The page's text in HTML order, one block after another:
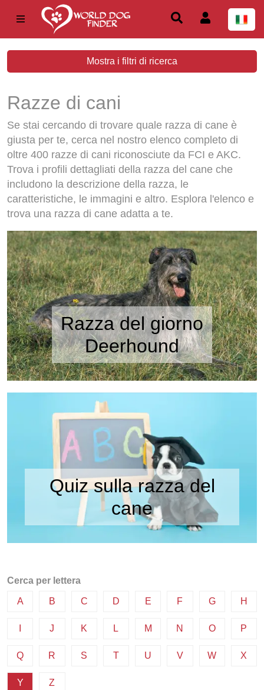
Mostra i filtri di ricerca
Razze di cani
Se stai cercando di trovare quale razza di cane è
giusta per te, cerca nel nostro elenco completo di
oltre 400 razze di cani riconosciute da FCI e AKC.
Trova i profili dettagliati della razza del cane che
includono la descrizione della razza, le
caratteristiche, le immagini e altro. Esplora l'elenco e
trova una razza di cane adatta a te.
Razza del giorno
Deerhound
Quiz sulla razza del
cane
Cerca per lettera
A B C D E F G H
J K L M N O P
Q R S T U V W X
Y Z